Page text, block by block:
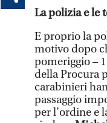
La polizia e le
E proprio la
motivo dopo
pomeriggio –
della Procura
carabinieri
passaggio
per l’ordine e